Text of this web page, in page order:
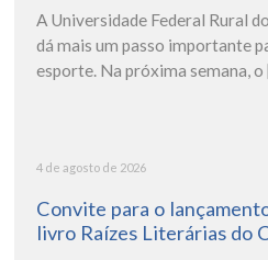
A Universidade Federal Rural
dá mais um passo importante
esporte. Na próxima semana,
4 de agosto de 2026
Convite para o
livro Raízes Literárias do